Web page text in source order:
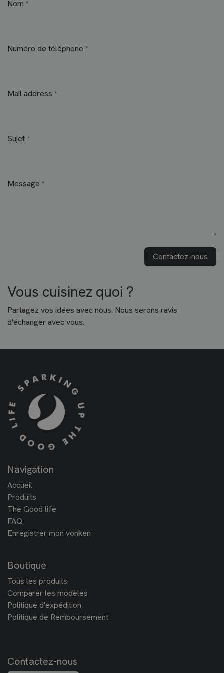
Nom *
Numéro de téléphone *
Mail address *
Sujet *
Message *
Contactez-nous
Vous cuisinez quoi ?
Partagez vos idées avec nous. Nous serons ravis
d'échanger avec vous.
Navigation
Accueil
Produits
The Good life
FAQ
Enregistrer mon vonken
Boutique
Tous les produits
Comparer les modèles
Politique d'expédition
Politique de Remboursement
Contactez-nous